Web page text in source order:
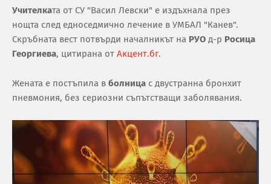
Учителката от СУ "Васил Левски" е издъхнала през
нощта след едноседмично лечение в УМБАЛ "Канев".
Скръбната вест потвърди началникът на РУО д-р Росица
Георгиева, цитирана от Акцент.бг.
Жената е постъпила в болница с двустранна бронхит
пневмония, без сериозни съпътстващи заболявания.